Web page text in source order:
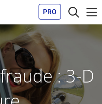
PRO
: 3-D